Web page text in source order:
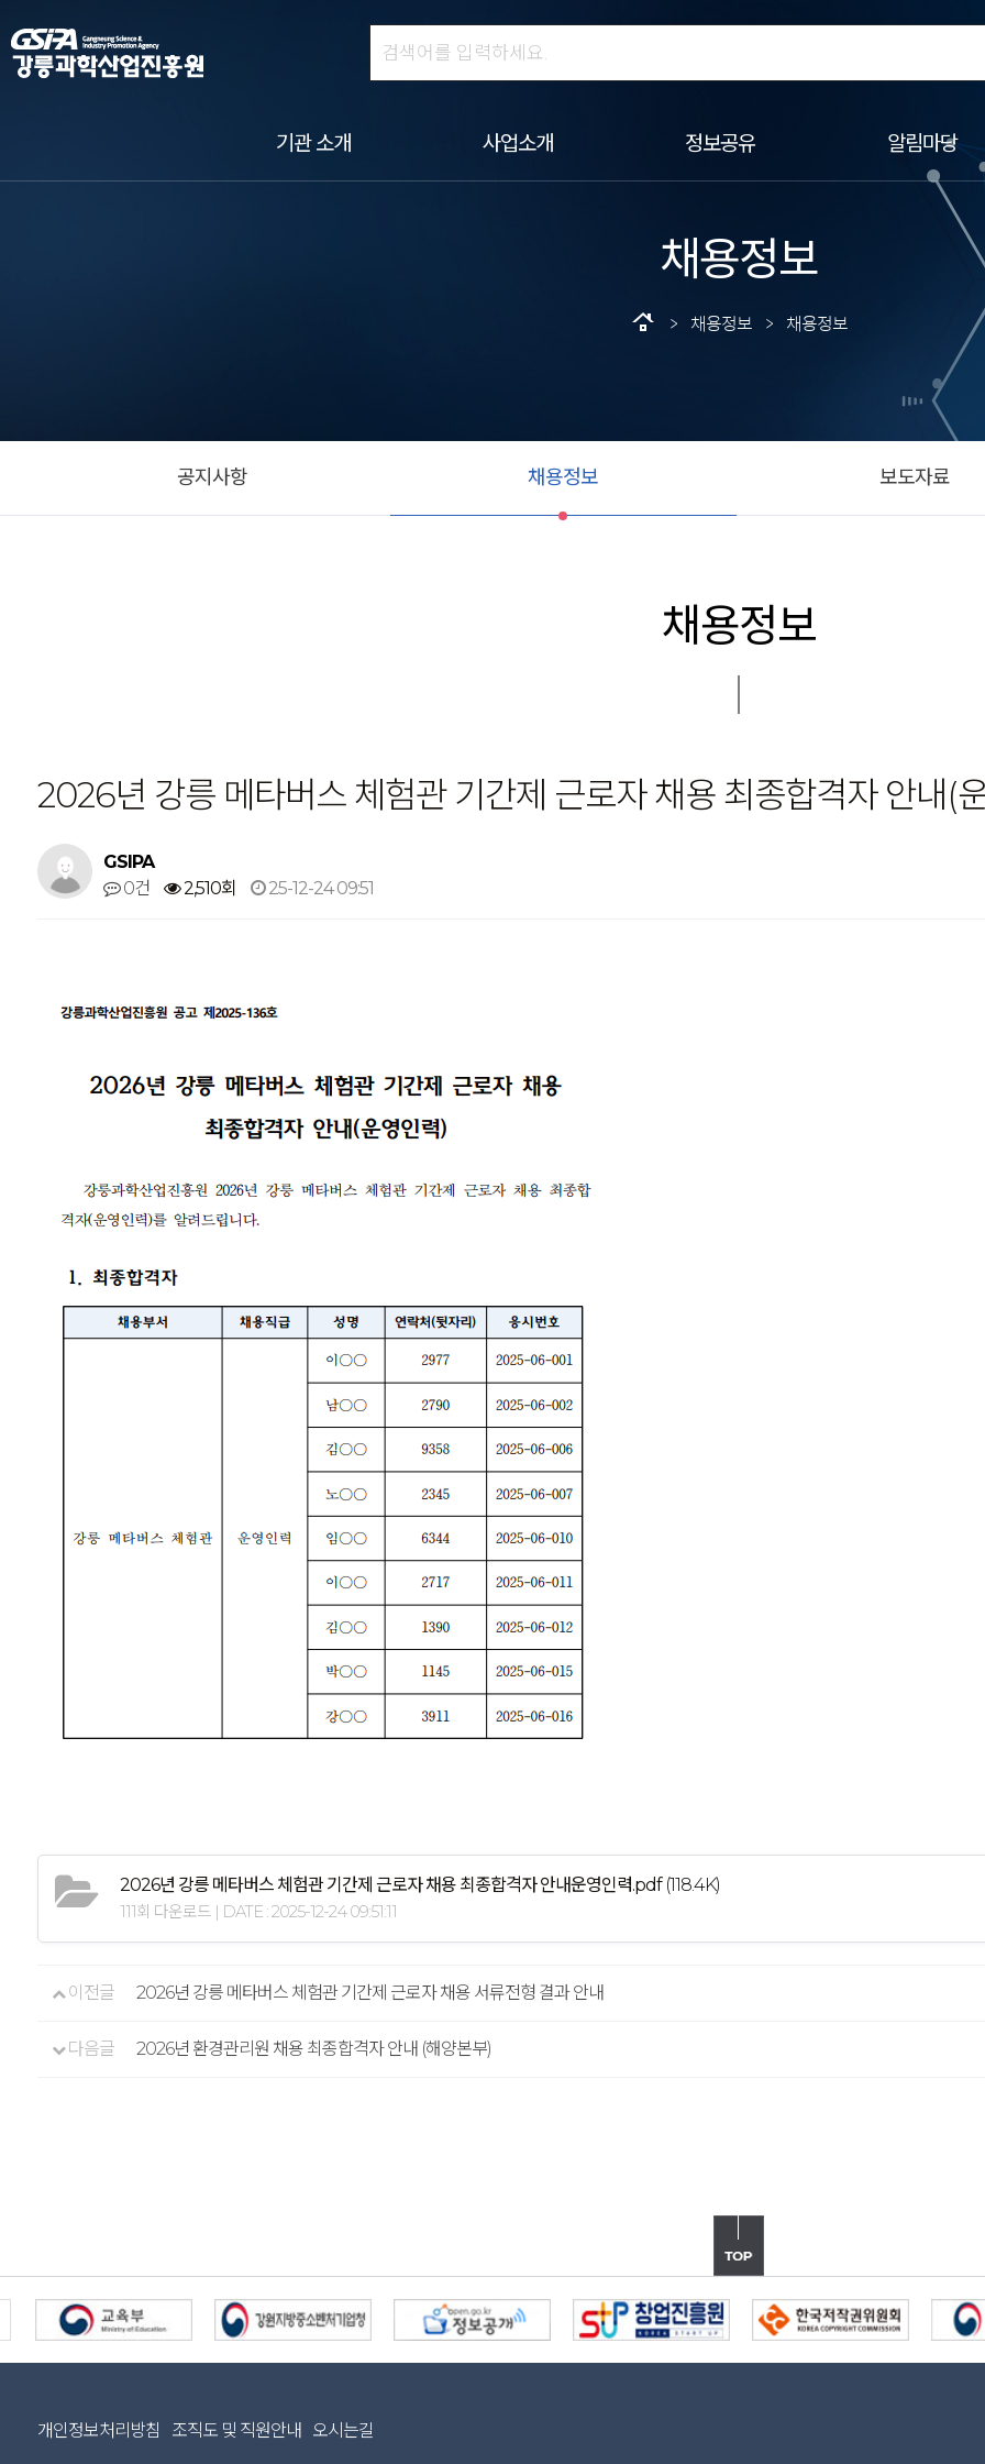
기관 소개 사업소개 정보공유 알림마당
채용정보
roofing > 채용정보 > 채용정보
공지사항 채용정보 보도자료
채용정보
2026년 강릉 메타버스 체험관 기간제 근로자 채용 최종합격자 안내(
GSIPA
0건
2,510회 25-12-24 09:51
2026년 강릉 메타버스 체험관 기간제 근로자 채용 최종합격자 안내운영인력.pdf(118.4K)
111회 다운로드 | DATE : 2025-12-24 09:51:11
이전글 2026년 강릉 메타버스 체험관 기간제 근로자 채용 서류전형 결과 안내
다음글 2026년 환경관리원 채용 최종합격자 안내 (해양본부)
개인정보처리방침 조직도 및 직원안내 오시는길